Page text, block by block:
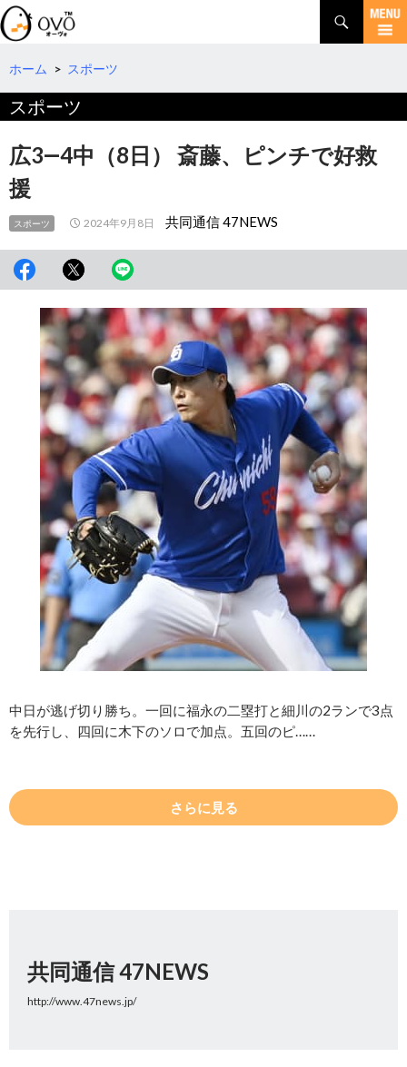
検
索
コ
テ
へ
動
ホーム > スポーツ
スポーツ
広3―4中（8日） 斎藤、ピンチで好救
援
スポーツ 2024年9月8日 共同通信 47NEWS
中日が逃げ切り勝ち。一回に福永の二塁打と細川の2ランで3点
を先行し、四回に木下のソロで加点。五回のピ……
さらに見る
共同通信 47NEWS
http://www.47news.jp/